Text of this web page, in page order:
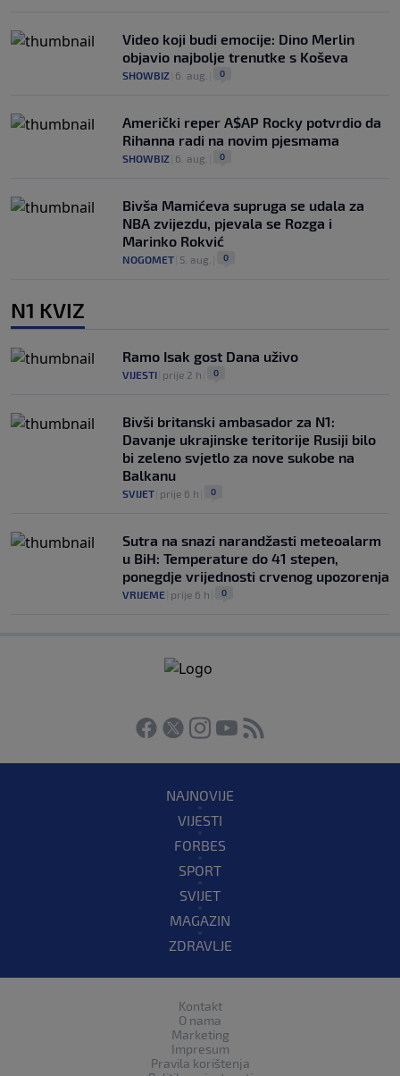
Video koji budi emocije: Dino Merlin
objavio najbolje trenutke s Koševa
SHOWBIZ 6. aug. 0
Američki reper A$AP Rocky potvrdio da
Rihanna radi na novim pjesmama
SHOWBIZ 6. aug. 0
Bivša Mamićeva supruga se udala za
NBA zvijezdu, pjevala se Rozga i
Marinko Rokvić
NOGOMET 5. aug. 0
N1 KVIZ
Ramo Isak gost Dana uživo
VIJESTI prije 2 h 0
Bivši britanski ambasador za N1:
Davanje ukrajinske teritorije Rusiji bilo
bi zeleno svjetlo za nove sukobe na
Balkanu
SVIJET prije 6 h 0
Sutra na snazi narandžasti meteoalarm
u BiH: Temperature do 41 stepen,
ponegdje vrijednosti crvenog upozorenja
VRIJEME prije 6 h 0
NAJNOVIJE
VIJESTI
FORBES
SPORT
SVIJET
MAGAZIN
ZDRAVLJE
Kontakt
O nama
Marketing
Impresum
Pravila korištenja